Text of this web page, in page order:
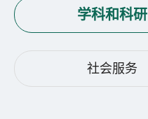
学科和科研
社会服务